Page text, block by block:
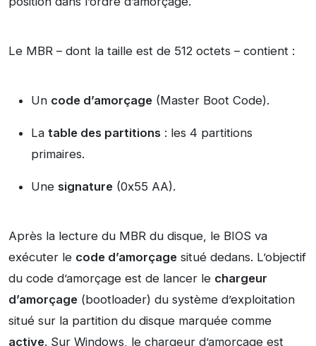
Le MBR – dont la taille est de 512 octets – contient :
Un code d’amorçage (Master Boot Code).
La table des partitions : les 4 partitions
primaires.
Une signature (0x55 AA).
Après la lecture du MBR du disque, le BIOS va
exécuter le code d’amorçage situé dedans. L’objectif
du code d’amorçage est de lancer le chargeur
d’amorçage (bootloader) du système d’exploitation
situé sur la partition du disque marquée comme
active. Sur Windows, le chargeur d’amorçage est